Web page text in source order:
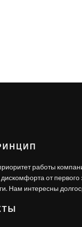
работы
от
Нам интересны